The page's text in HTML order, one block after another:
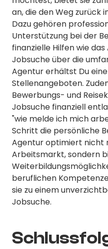
an, die den Weg zurück
Dazu gehören
Unterstützung bei der
finanzielle Hilfen wie
Jobsuche über die
Agentur erhältst Du
Stellenangeboten.
Bewerbungs- und
Jobsuche finanziell
"wie melde ich mich
Schritt die persönliche
Agentur optimiert nicht
Arbeitsmarkt, sondern
beruflichen
sie zu einem
Jobsuche.